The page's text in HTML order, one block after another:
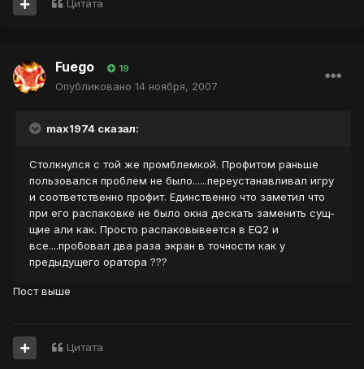
Цитата
Fuego 19
Опубликовано 14 ноября, 2007
max1974 сказал:
Столкнулся с той же промблемкой. Профитом раньше
пользовался проблем не было......переустанавливал игру
и соответственно профит. Единственно что заметил что
при его распаковке не было окна дескать заменить сущ-
щие али как. Просто распаковывеется в EQ2 и
все....пробовал два раза экран в точности как у
предыдущего оратора ???
Пост выше
Цитата